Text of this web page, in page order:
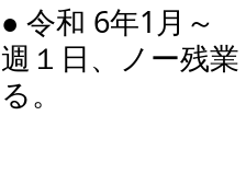
● 令和 6年1月～
週１日、ノー残
る。